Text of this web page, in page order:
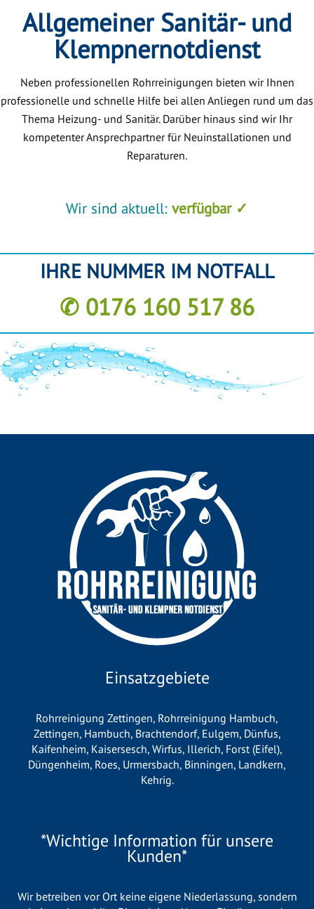
Allgemeiner Sanitär- und
Klempnernotdienst
Neben professionellen Rohrreinigungen bieten wir Ihnen
professionelle und schnelle Hilfe bei allen Anliegen rund um das
Thema Heizung- und Sanitär. Darüber hinaus sind wir Ihr
kompetenter Ansprechpartner für Neuinstallationen und
Reparaturen.
Wir sind aktuell: verfügbar ✓
IHRE NUMMER IM NOTFALL
✆ 0176 160 517 86
Einsatzgebiete
Rohrreinigung Zettingen, Rohrreinigung Hambuch,
Zettingen, Hambuch, Brachtendorf, Eulgem, Dünfus,
Kaifenheim, Kaisersesch, Wirfus, Illerich, Forst (Eifel),
Düngenheim, Roes, Urmersbach, Binningen, Landkern,
Kehrig.
*Wichtige Information für unsere
Kunden*
Wir betreiben vor Ort keine eigene Niederlassung, sondern